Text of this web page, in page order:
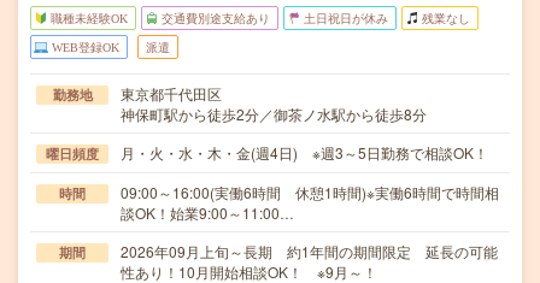
職種未経験OK 交通費別途支給あり 土日祝日が休み 残業なし
WEB登録OK 派遣
勤務地
東京都千代田区
神保町駅から徒歩2分／御茶ノ水駅から徒歩8分
曜日頻度 月・火・水・木・金(週4日) ※週3～5日勤務で相談OK！
時間
09:00～16:00(実働6時間 休憩1時間)※実働6時間で時間相
談OK！始業9:00～11:00…
期間
2026年09月上旬～長期 約1年間の期間限定 延長の可能
性あり！10月開始相談OK！ ※9月～！